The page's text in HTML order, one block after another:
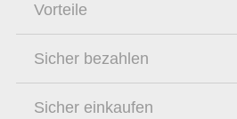
Vorteile
Sicher bezahlen
Sicher einkaufen